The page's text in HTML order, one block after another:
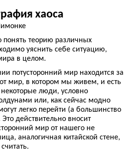
хаоса
понять теорию различных
уяснить себе ситуацию,
в целом.
потусторонний мир находится за
мир, в котором мы живем, и есть
люди, условно
или, как сейчас модно
легко перейти (а большинство
действительно вносит
мир от нашего не
аналогичная китайской стене,